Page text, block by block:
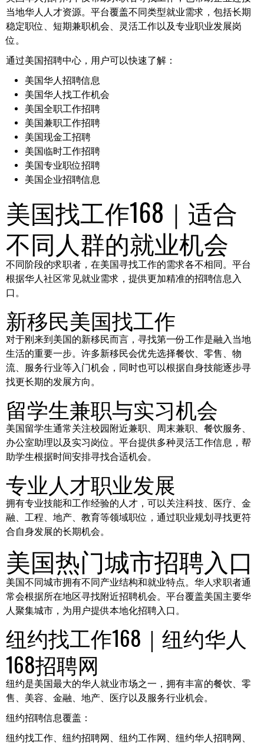
当地华人人才资源。平台覆盖不同类型就业需求，包括长期
稳定职位、短期兼职机会、灵活工作以及专业职业发展岗
位。
通过美国招聘中心，用户可以快速了解：
美国华人招聘信息
美国华人找工作机会
美国全职工作招聘
美国兼职工作招聘
美国现金工招聘
美国临时工作招聘
美国专业职位招聘
美国企业招聘信息
美国找工作168｜适合
不同人群的就业机会
不同阶段的求职者，在美国寻找工作的需求各不相同。平台
根据华人社区常见就业需求，提供更加精准的招聘信息入
口。
新移民美国找工作
对于刚来到美国的新移民而言，寻找第一份工作是融入当地
生活的重要一步。许多新移民会优先选择餐饮、零售、物
流、服务行业等入门机会，同时也可以根据自身技能逐步寻
找更长期的发展方向。
留学生兼职与实习机会
美国留学生通常关注校园附近兼职、周末兼职、餐饮服务、
办公室助理以及实习岗位。平台提供多种灵活工作信息，帮
助学生根据时间安排寻找合适机会。
专业人才职业发展
拥有专业技能和工作经验的人才，可以关注科技、医疗、金
融、工程、地产、教育等领域职位，通过职业规划寻找更符
合自身发展的长期机会。
美国热门城市招聘入口
美国不同城市拥有不同产业结构和就业特点。华人求职者通
常会根据所在地区寻找附近招聘机会。平台覆盖美国主要华
人聚集城市，为用户提供本地化招聘入口。
纽约找工作168｜纽约华人
168招聘网
纽约是美国最大的华人就业市场之一，拥有丰富的餐饮、零
售、美容、金融、地产、医疗以及服务行业机会。
纽约招聘信息覆盖：
纽约找工作、纽约招聘网、纽约工作网、纽约华人招聘网、